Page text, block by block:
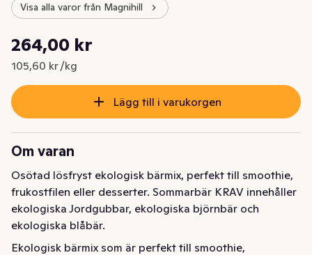
Visa alla varor från Magnihill
Nuvarande pris är: 264,00 kr
264,00 kr
105,60 kr /kg
Styckpris: 105,60 kr /kg
Lägg till i varukorgen
Om varan
Osötad lösfryst ekologisk bärmix, perfekt till smoothie,
frukostfilen eller desserter. Sommarbär KRAV innehåller
ekologiska Jordgubbar, ekologiska björnbär och
ekologiska blåbär.
Ekologisk bärmix som är perfekt till smoothie,